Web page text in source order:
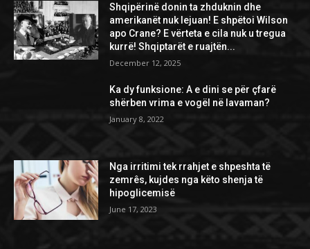
Shqipërinë donin ta zhduknin dhe
amerikanët nuk lejuan! E shpëtoi Wilson
apo Crane? E vërteta e cila nuk u tregua
kurrë! Shqiptarët e ruajtën...
December 12, 2025
Ka dy funksione: A e dini se për çfarë
shërben vrima e vogël në lavaman?
January 8, 2022
Nga irritimi tek rrahjet e shpeshta të
zemrês, kujdes nga këto shenja të
hipoglicemisë
June 17, 2023